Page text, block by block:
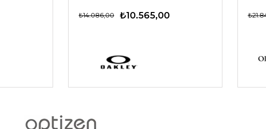
₺10.565,00
₺14.086,00